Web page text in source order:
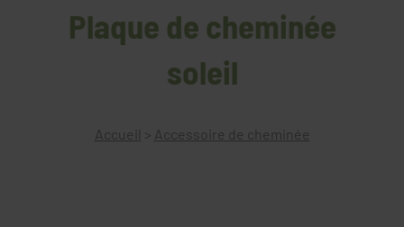
Plaque de cheminée
soleil
Accueil > Accessoire de cheminée